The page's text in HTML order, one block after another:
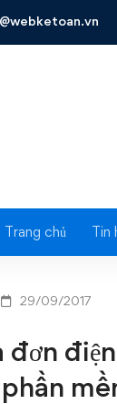
Trang chủ Tin
Hóa đơn
29/09/2017
đơn